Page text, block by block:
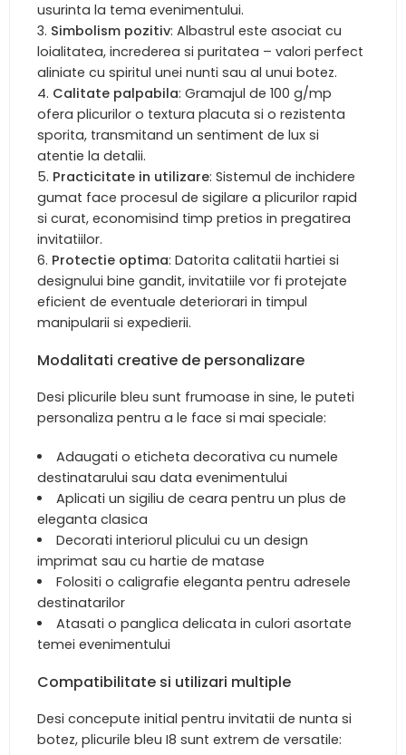
usurinta la tema evenimentului.
Simbolism pozitiv: Albastrul este asociat cu
loialitatea, increderea si puritatea – valori perfect
aliniate cu spiritul unei nunti sau al unui botez.
Calitate palpabila: Gramajul de 100 g/mp
ofera plicurilor o textura placuta si o rezistenta
sporita, transmitand un sentiment de lux si
atentie la detalii.
Practicitate in utilizare: Sistemul de inchidere
gumat face procesul de sigilare a plicurilor rapid
si curat, economisind timp pretios in pregatirea
invitatiilor.
Protectie optima: Datorita calitatii hartiei si
designului bine gandit, invitatiile vor fi protejate
eficient de eventuale deteriorari in timpul
manipularii si expedierii.
Modalitati creative de personalizare
Desi plicurile bleu sunt frumoase in sine, le puteti
personaliza pentru a le face si mai speciale:
Adaugati o eticheta decorativa cu numele
destinatarului sau data evenimentului
Aplicati un sigiliu de ceara pentru un plus de
eleganta clasica
Decorati interiorul plicului cu un design
imprimat sau cu hartie de matase
Folositi o caligrafie eleganta pentru adresele
destinatarilor
Atasati o panglica delicata in culori asortate
temei evenimentului
Compatibilitate si utilizari multiple
Desi concepute initial pentru invitatii de nunta si
botez, plicurile bleu I8 sunt extrem de versatile: